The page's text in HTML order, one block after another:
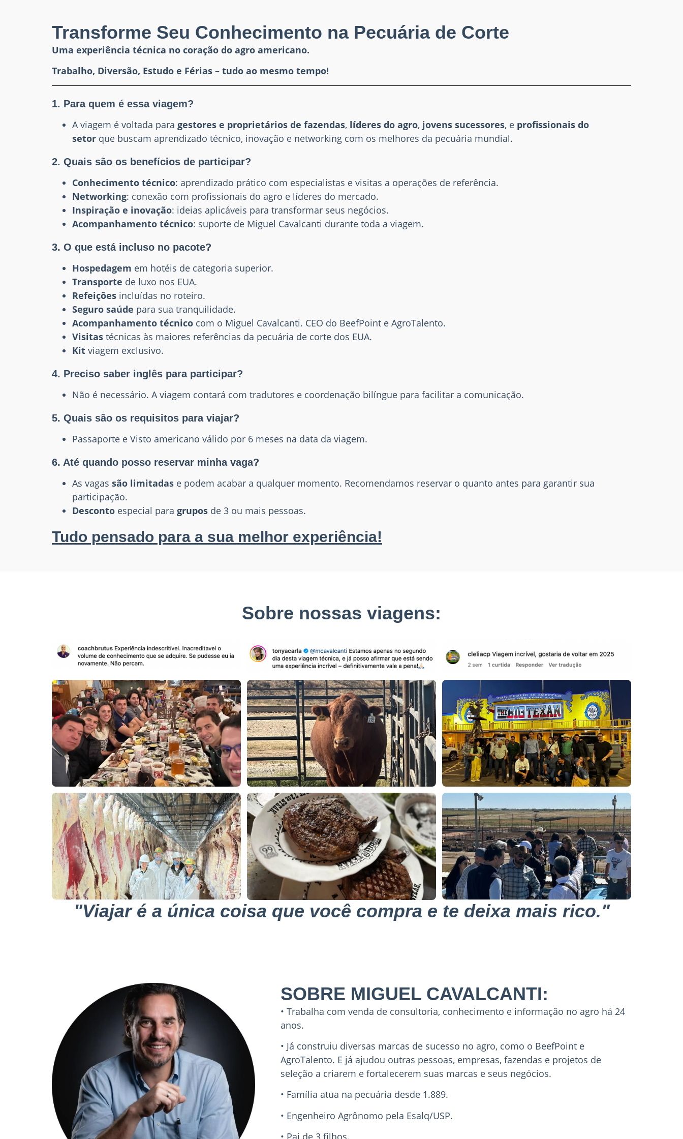
Transforme Seu Conhecimento na Pecuária de Corte
Uma experiência técnica no coração do agro americano.
Trabalho, Diversão, Estudo e Férias – tudo ao mesmo tempo!
1. Para quem é essa viagem?
A viagem é voltada para gestores e proprietários de fazendas, líderes do agro, jovens sucessores, e profissionais do
setor que buscam aprendizado técnico, inovação e networking com os melhores da pecuária mundial.
2. Quais são os benefícios de participar?
Conhecimento técnico: aprendizado prático com especialistas e visitas a operações de referência.
Networking: conexão com profissionais do agro e líderes do mercado.
Inspiração e inovação: ideias aplicáveis para transformar seus negócios.
Acompanhamento técnico: suporte de Miguel Cavalcanti durante toda a viagem.
3. O que está incluso no pacote?
Hospedagem em hotéis de categoria superior.
Transporte de luxo nos EUA.
Refeições incluídas no roteiro.
Seguro saúde para sua tranquilidade.
Acompanhamento técnico com o Miguel Cavalcanti. CEO do BeefPoint e AgroTalento.
Visitas técnicas às maiores referências da pecuária de corte dos EUA.
Kit viagem exclusivo.
4. Preciso saber inglês para participar?
Não é necessário. A viagem contará com tradutores e coordenação bilíngue para facilitar a comunicação.
5. Quais são os requisitos para viajar?
Passaporte e Visto americano válido por 6 meses na data da viagem.
6. Até quando posso reservar minha vaga?
As vagas são limitadas e podem acabar a qualquer momento. Recomendamos reservar o quanto antes para garantir sua
participação.
Desconto especial para grupos de 3 ou mais pessoas.
Tudo pensado para a sua melhor experiência!
Sobre nossas viagens:
"Viajar é a única coisa que você compra e te deixa mais rico."
SOBRE MIGUEL CAVALCANTI:
• Trabalha com venda de consultoria, conhecimento e informação no agro há 24
anos.
• Já construiu diversas marcas de sucesso no agro, como o BeefPoint e
AgroTalento. E já ajudou outras pessoas, empresas, fazendas e projetos de
seleção a criarem e fortalecerem suas marcas e seus negócios.
• Família atua na pecuária desde 1.889.
• Engenheiro Agrônomo pela Esalq/USP.